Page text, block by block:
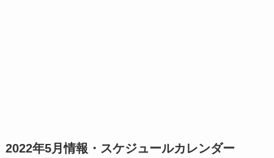
2022年5月情報・スケジュールカレンダー